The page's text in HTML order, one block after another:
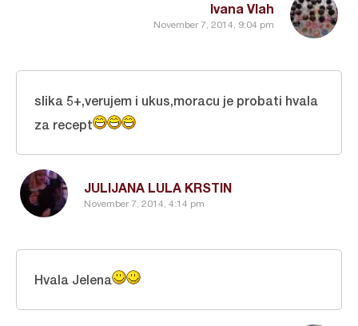
Ivana Vlah
November 7, 2014, 9:04 pm
JULIJANA LULA KRSTIN
November 7, 2014, 4:14 pm
slika 5+,verujem i ukus,moracu je probati hvala
za recept
Hvala Jelena